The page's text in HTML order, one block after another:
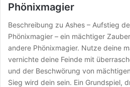
Phönixmagier
Beschreibung zu Ashes – Aufstieg
Phönixmagier – ein mächtiger
andere Phönixmagier. Nutze deine
vernichte deine Feinde mit
und der Beschwörung von
Sieg wird dein sein. Ein Grundspiel,